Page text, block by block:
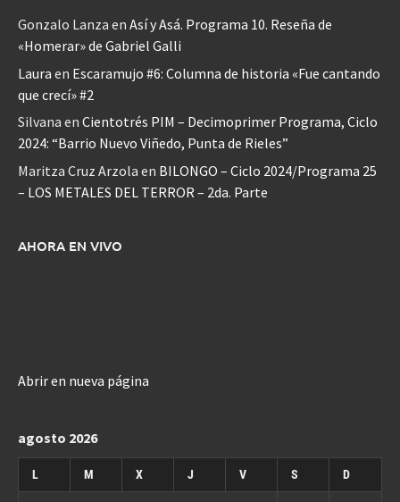
Gonzalo Lanza en Así y Asá. Programa 10. Reseña de
«Homerar» de Gabriel Galli
Laura en Escaramujo #6: Columna de historia «Fue cantando
que crecí» #2
Silvana en Cientotrés PIM – Decimoprimer Programa, Ciclo
2024: “Barrio Nuevo Viñedo, Punta de Rieles”
Maritza Cruz Arzola en BILONGO – Ciclo 2024/Programa 25
– LOS METALES DEL TERROR – 2da. Parte
AHORA EN VIVO
Abrir en nueva página
agosto 2026
L M X J V S D